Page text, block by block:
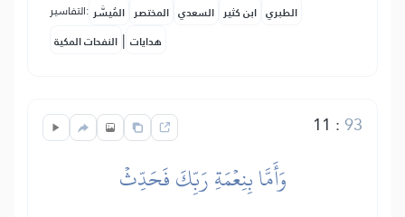
التفاسير: المُيسَّر المختصر السعدي ابن كثير الطبري
النفحات المكية | هدايات
11 :93
وَأَمَّا بِنِعۡمَةِ رَبِّكَ فَحَدِّثۡ